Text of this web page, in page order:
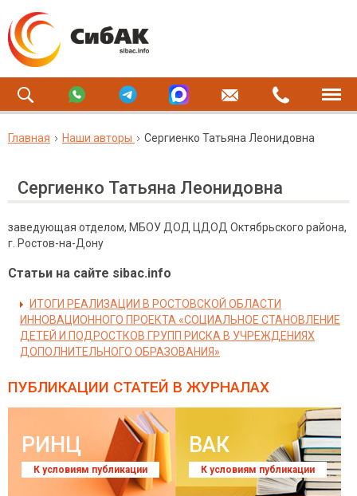
Главная Наши авторы Сергиенко Татьяна Леонидовна
Сергиенко Татьяна Леонидовна
заведующая отделом, МБОУ ДОД ЦДОД Октябрьского района,
г. Ростов-на-Дону
Статьи на сайте sibac.info
ИТОГИ РЕАЛИЗАЦИИ В РОСТОВСКОЙ ОБЛАСТИ
ИННОВАЦИОННОГО ПРОЕКТА «СОЦИАЛЬНОЕ СТАНОВЛЕНИЕ
ДЕТЕЙ И ПОДРОСТКОВ ГРУПП РИСКА В УЧРЕЖДЕНИЯХ
ДОПОЛНИТЕЛЬНОГО ОБРАЗОВАНИЯ»
ПУБЛИКАЦИИ СТАТЕЙ В ЖУРНАЛАХ
РИНЦ
К условиям публикации
ВАК
К условиям публикации